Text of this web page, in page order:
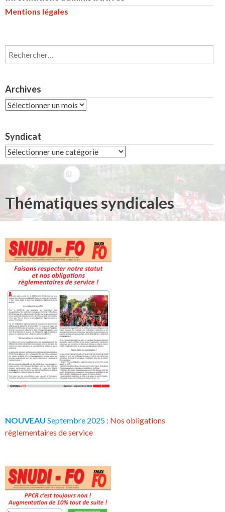
Mentions légales
Rechercher :
Archives
Archives
Syndicat
Syndicat
Thématiques syndicales
NOUVEAU Septembre 2025 : Nos obligations
règlementaires de service